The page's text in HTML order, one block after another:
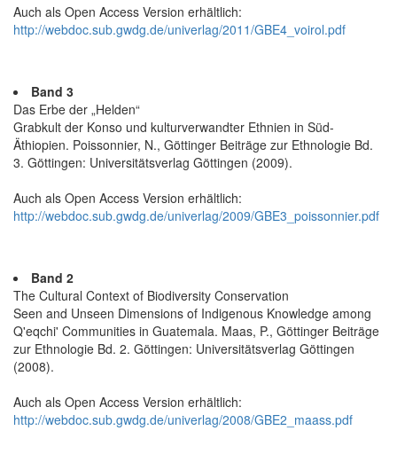
Auch als Open Access Version erhältlich:
http://webdoc.sub.gwdg.de/univerlag/2011/GBE4_voirol.pdf
Band 3
Das Erbe der „Helden“
Grabkult der Konso und kulturverwandter Ethnien in Süd-
Äthiopien. Poissonnier, N., Göttinger Beiträge zur Ethnologie Bd.
3. Göttingen: Universitätsverlag Göttingen (2009).
Auch als Open Access Version erhältlich:
http://webdoc.sub.gwdg.de/univerlag/2009/GBE3_poissonnier.pdf
Band 2
The Cultural Context of Biodiversity Conservation
Seen and Unseen Dimensions of Indigenous Knowledge among
Q'eqchi' Communities in Guatemala. Maas, P., Göttinger Beiträge
zur Ethnologie Bd. 2. Göttingen: Universitätsverlag Göttingen
(2008).
Auch als Open Access Version erhältlich:
http://webdoc.sub.gwdg.de/univerlag/2008/GBE2_maass.pdf